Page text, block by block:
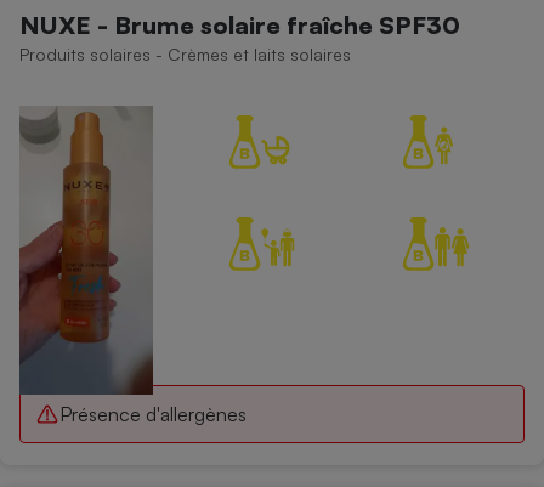
NUXE - Brume solaire fraîche SPF30
Produits solaires - Crèmes et laits solaires
Présence d'allergènes